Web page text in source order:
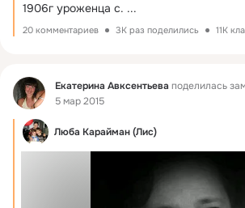
1906г уроженца с. ...
20 комментариев 3K раз поделились 11K
Фид Екатерина Авксентьева поделилась
5 мар 2015
Люба Карайман (Лис)